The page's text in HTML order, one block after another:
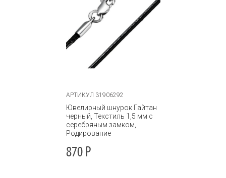
АРТИКУЛ 31906292
Ювелирный шнурок Гайтан
черный, Текстиль 1,5 мм с
серебряным замком,
Родирование
870Р